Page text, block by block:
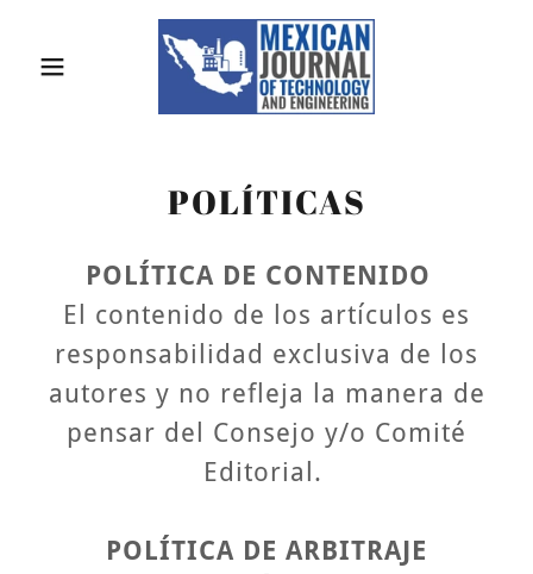
POLÍTICAS
POLÍTICA DE CONTENIDO
El contenido de los artículos es
responsabilidad exclusiva de los
autores y no refleja la manera de
pensar del Consejo y/o Comité
Editorial.
POLÍTICA DE ARBITRAJE